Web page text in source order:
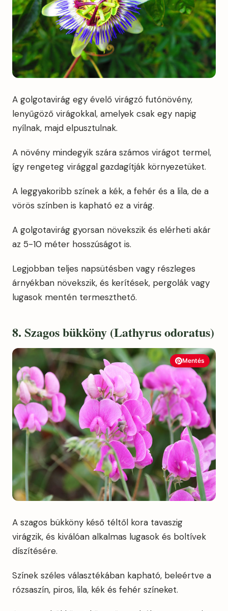
A golgotavirág egy évelő virágzó futónövény,
lenyűgöző virágokkal, amelyek csak egy napig
nyílnak, majd elpusztulnak.
A növény mindegyik szára számos virágot termel,
így rengeteg virággal gazdagítják környezetüket.
A leggyakoribb színek a kék, a fehér és a lila, de a
vörös színben is kapható ez a virág.
A golgotavirág gyorsan növekszik és elérheti akár
az 5-10 méter hosszúságot is.
Legjobban teljes napsütésben vagy részleges
árnyékban növekszik, és kerítések, pergolák vagy
lugasok mentén termeszthető.
8. Szagos bükköny (Lathyrus odoratus)
Mentés
A szagos bükköny késő téltől kora tavaszig
virágzik, és kiválóan alkalmas lugasok és boltívek
díszítésére.
Színek széles választékában kapható, beleértve a
rózsaszín, piros, lila, kék és fehér színeket.